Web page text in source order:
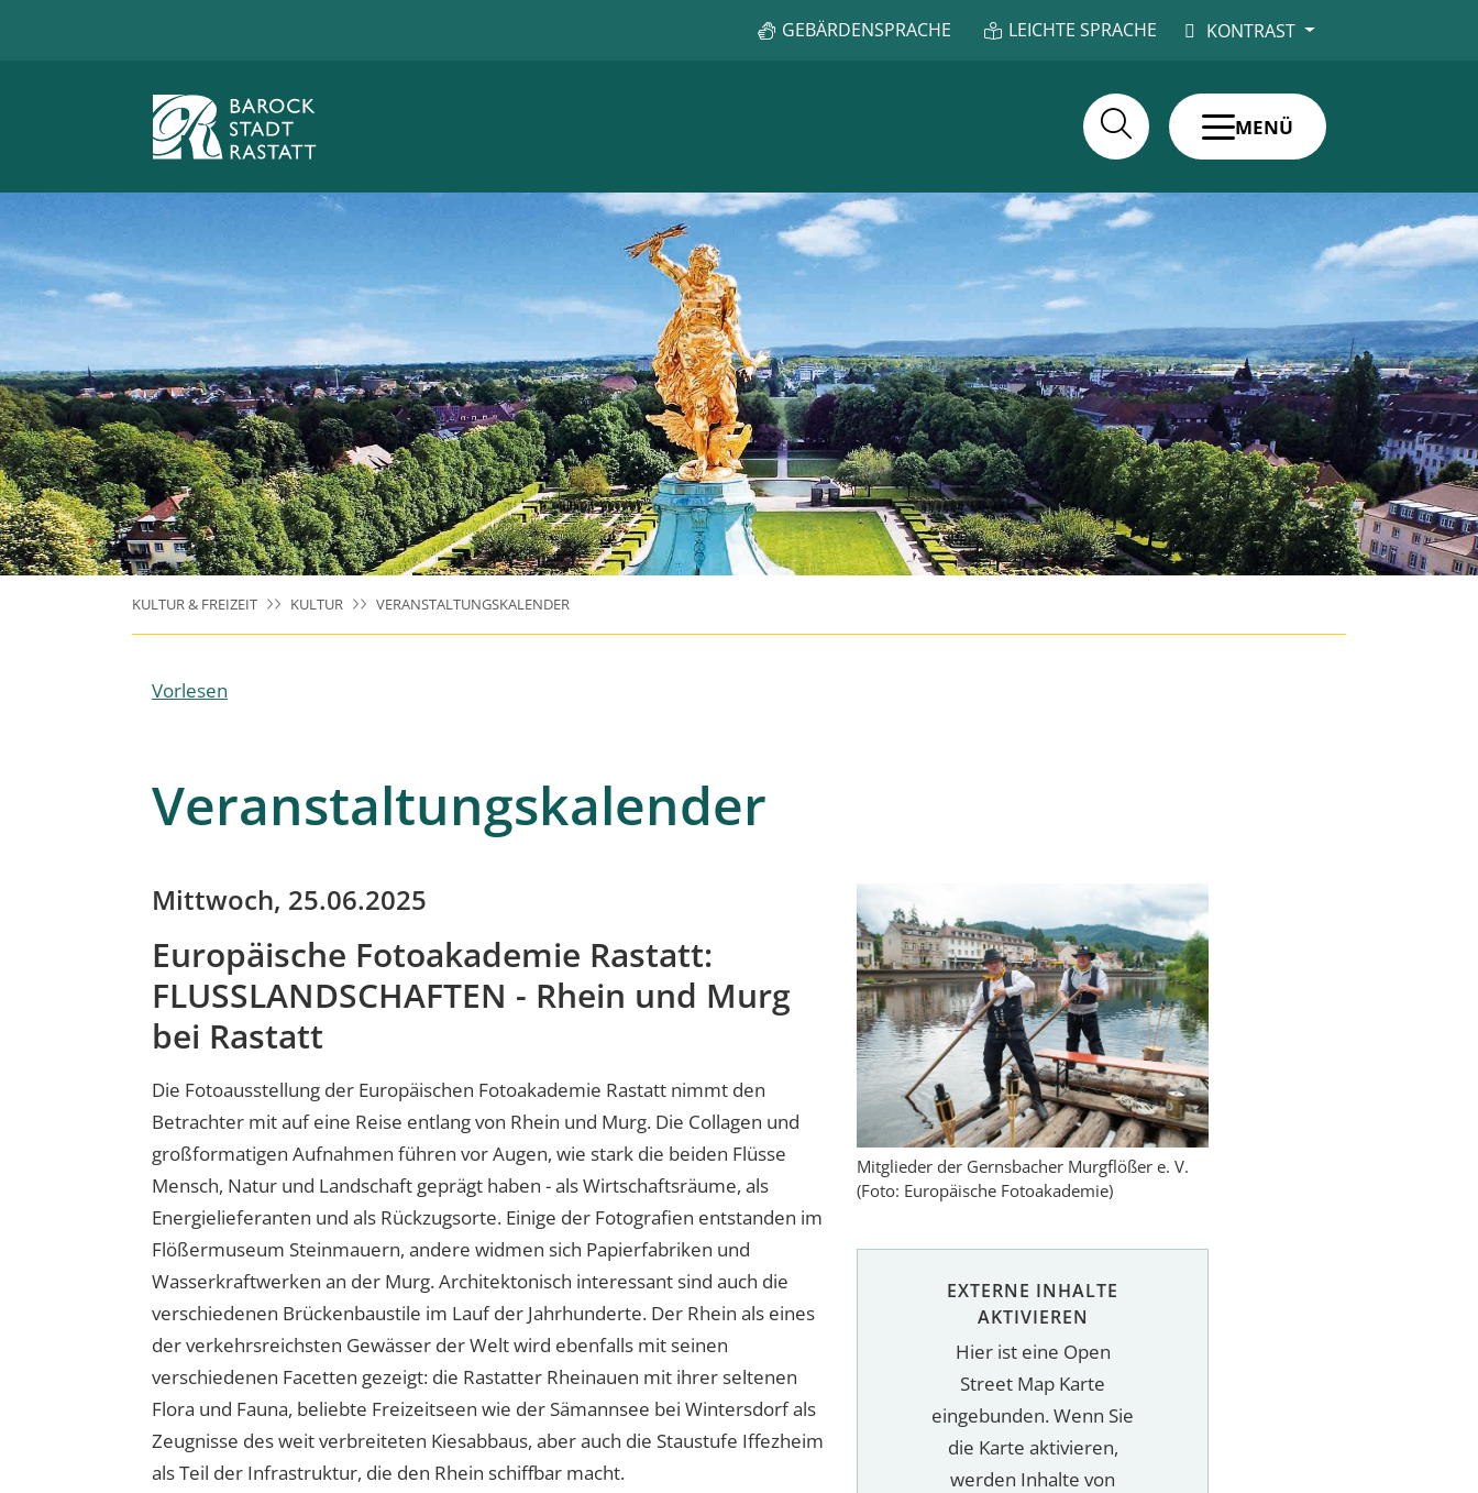
GEBÄRDENSPRACHE LEICHTE SPRACHE KONTRAST
MENÜ
KULTUR & FREIZEIT KULTUR VERANSTALTUNGSKALENDER
Vorlesen
Veranstaltungskalender
Mittwoch, 25.06.2025
Europäische Fotoakademie Rastatt:
FLUSSLANDSCHAFTEN - Rhein und Murg
bei Rastatt
Die Fotoausstellung der Europäischen Fotoakademie Rastatt nimmt den
Betrachter mit auf eine Reise entlang von Rhein und Murg. Die Collagen und
großformatigen Aufnahmen führen vor Augen, wie stark die beiden Flüsse
Mensch, Natur und Landschaft geprägt haben - als Wirtschaftsräume, als
Energielieferanten und als Rückzugsorte. Einige der Fotografien entstanden im
Flößermuseum Steinmauern, andere widmen sich Papierfabriken und
Wasserkraftwerken an der Murg. Architektonisch interessant sind auch die
verschiedenen Brückenbaustile im Lauf der Jahrhunderte. Der Rhein als eines
der verkehrsreichsten Gewässer der Welt wird ebenfalls mit seinen
verschiedenen Facetten gezeigt: die Rastatter Rheinauen mit ihrer seltenen
Flora und Fauna, beliebte Freizeitseen wie der Sämannsee bei Wintersdorf als
Zeugnisse des weit verbreiteten Kiesabbaus, aber auch die Staustufe Iffezheim
als Teil der Infrastruktur, die den Rhein schiffbar macht.
Mitglieder der Gernsbacher Murgflößer e. V.
(Foto: Europäische Fotoakademie)
EXTERNE INHALTE
AKTIVIEREN
Hier ist eine Open
Street Map Karte
eingebunden. Wenn Sie
die Karte aktivieren,
werden Inhalte von